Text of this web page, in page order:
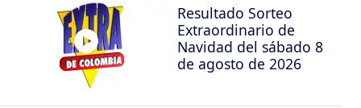
Resultado Sorteo
Extraordinario de
Navidad del sábado 8
de agosto de 2026